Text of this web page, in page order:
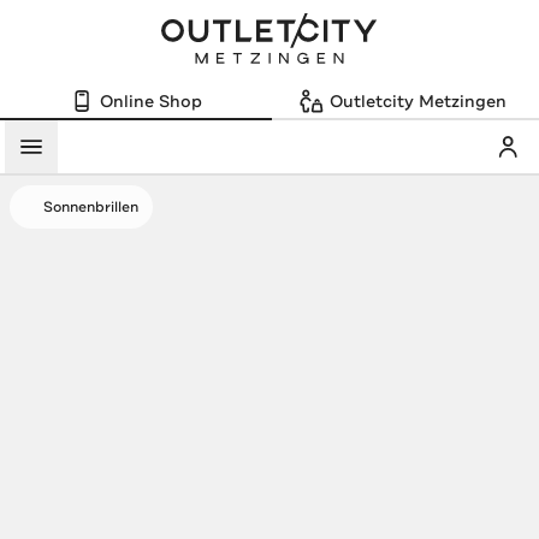
Online Shop Outletcity Metzingen
Menü
Sonnenbrillen